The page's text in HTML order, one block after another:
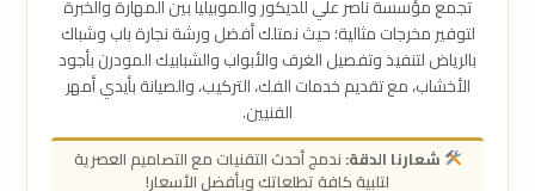
تجمع مؤسسة ناصر علي للديكور والموبيليا بين المهارة والخبرة
لتوفير مخرجات مثالية؛ حيث نمتلك أفضل ورشة نجارة باب وشباك
بالرياض لتنفيذ وتفصيل الغرف والأبواب والشبابيك المودرن بأجود
الأخشاب، مع تقديم خدمات الفك، التركيب، والصيانة بأيدي أمهر
الفنيين.
شعارنا الدقة: ندمج أحدث التقنيات مع التصاميم العصرية
لتلبية كافة تطلعاتك وبأفضل الأسعار!